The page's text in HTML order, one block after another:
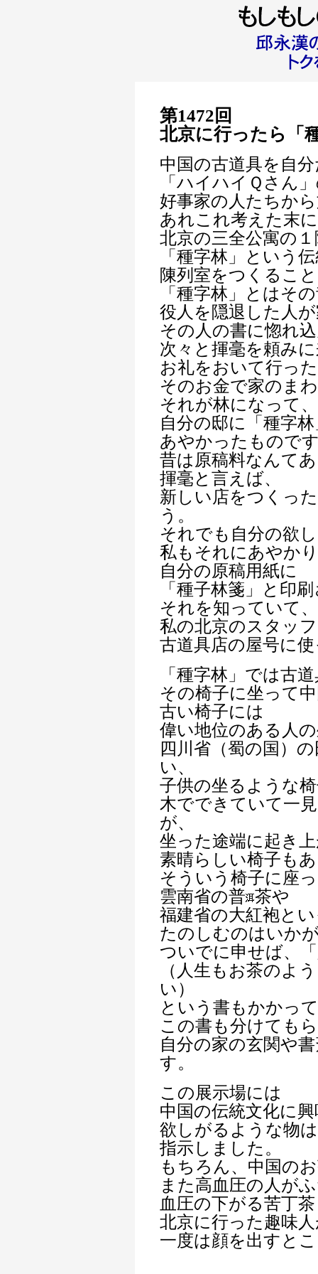
第1472回
北京に行ったら「
中国の古道具を自
「ハイハイＱさん
好事家の人たちか
あれこれ考えた末
北京の三全公寓の
「種字林」という
陳列室をつくるこ
「種字林」とはそ
役人を隠退した人
その人の書に惚れ
次々と揮毫を頼み
お礼をおいて行っ
そのお金で家のま
それが林になって、
自分の邸に「種字
あやかったもので
昔は原稿料なんて
揮毫と言えば、
新しい店をつくっ
う。
それでも自分の欲
私もそれにあやか
自分の原稿用紙に
「種子林箋」と印
それを知っていて、
私の北京のスタッ
古道具店の屋号に
「種字林」では古
その椅子に坐って
古い椅子には
偉い地位のある人
四川省（蜀の国）
い、
子供の坐るような
木でできていて一
が、
坐った途端に起き
素晴らしい椅子も
そういう椅子に座
雲南省の普 茶や
福建省の大紅袍と
たのしむのはいか
ついでに申せば、
（人生もお茶のよ
い）
という書もかかっ
この書も分けても
自分の家の玄関や
す。
この展示場には
中国の伝統文化に
欲しがるような物
指示しました。
もちろん、中国の
また高血圧の人が
血圧の下がる苦丁
北京に行った趣味
一度は顔を出すと